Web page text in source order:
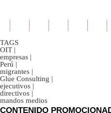
TAGS
OIT |
empresas |
Perú |
migrantes |
Glue Consulting |
ejecutivos |
directivos |
mandos medios